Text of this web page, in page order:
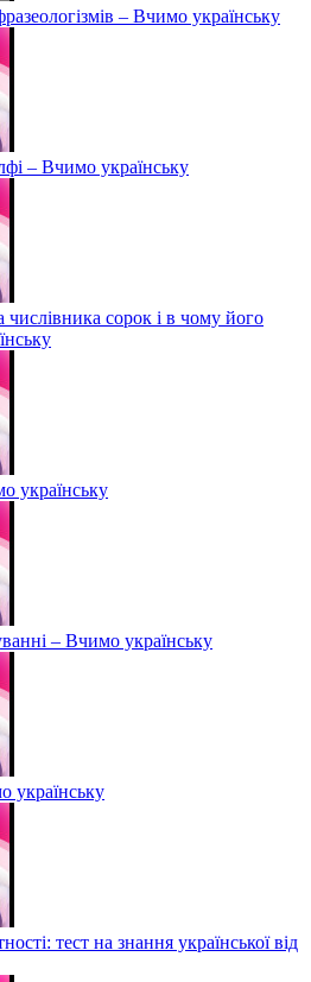
– Вчимо українську
– Вчимо українську
сорок і в чому його
українську
– Вчимо українську
українську
тест на знання української від